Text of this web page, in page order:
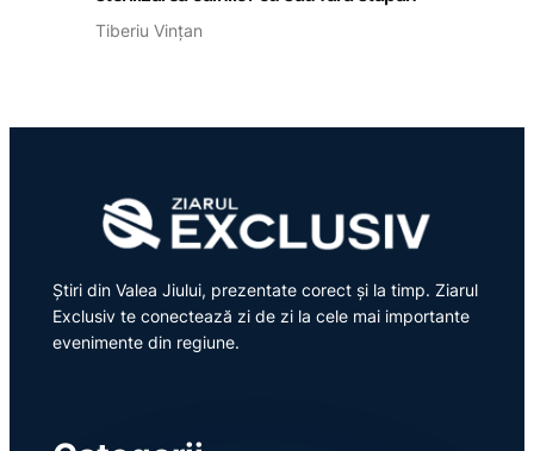
Tiberiu Vințan
Știri din Valea Jiului, prezentate corect și la timp. Ziarul
Exclusiv te conectează zi de zi la cele mai importante
evenimente din regiune.